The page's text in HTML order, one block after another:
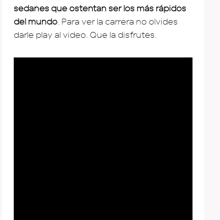
sedanes que ostentan ser los más rápidos
del mundo . Para ver la carrera no olvides
darle play al video. Que la disfrutes.